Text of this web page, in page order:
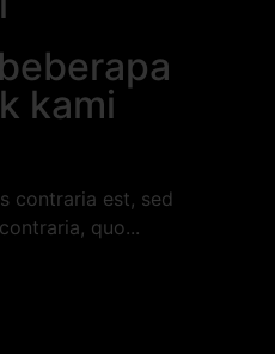
kami
contraria est, sed
quo...